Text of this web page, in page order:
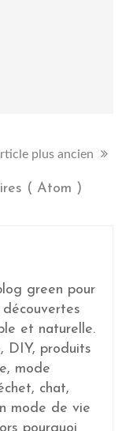
plus ancien
( Atom )
green pour
et naturelle.
DIY, produits
mode
chat,
mode de vie